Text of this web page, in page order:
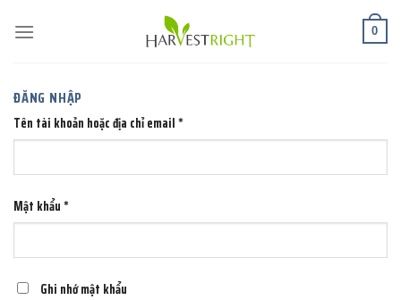
đến
0
ĐĂNG NHẬP
Tên tài khoản hoặc địa chỉ email*
Mật khẩu*
Ghi nhớ mật khẩu